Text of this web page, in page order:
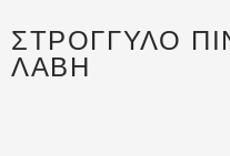
ΣΤΡΟΓΓΥΛΌ
ΛΑΒΉ